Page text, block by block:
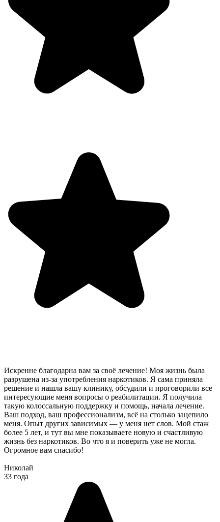
Искренне благодарна вам за своё лечение! Моя жизнь была
разрушена из-за употребления наркотиков. Я сама приняла
решение и нашла вашу клинику, обсудили и проговорили все
интересующие меня вопросы о реабилитации. Я получила
такую колоссальную поддержку и помощь, начала лечение.
Ваш подход, ваш профессионализм, всё на столько зацепило
меня. Опыт других зависимых — у меня нет слов. Мой стаж
более 5 лет, и тут вы мне показываете новую и счастливую
жизнь без наркотиков. Во что я и поверить уже не могла.
Огромное вам спасибо!
Николай
33 года